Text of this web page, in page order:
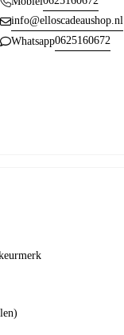
info@elloscadeaushop.nl
Whatsapp0625160672